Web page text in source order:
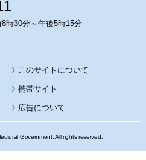
時30分～午後5時15分
このサイトについて
携帯サイト
広告について
Government. All rights reserved.